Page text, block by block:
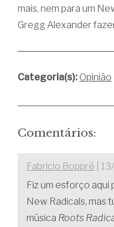
mais, nem para um
Gregg Alexander
Categoria(s): Opinião
Comentários:
Fabricio Boppré |
Fiz um esforço aqui
New Radicals, mas
música Roots